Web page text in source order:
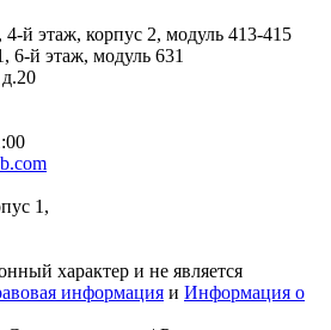
й этаж, корпус 2, модуль 413-415
6-й этаж, модуль 631
1,
характер и не является
информация и Информация о